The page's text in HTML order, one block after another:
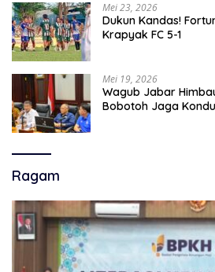
Mei 23, 2026
Dukun Kandas!
Krapyak FC 5-1
Mei 19, 2026
Wagub Jabar
Bobotoh Jaga
Ragam